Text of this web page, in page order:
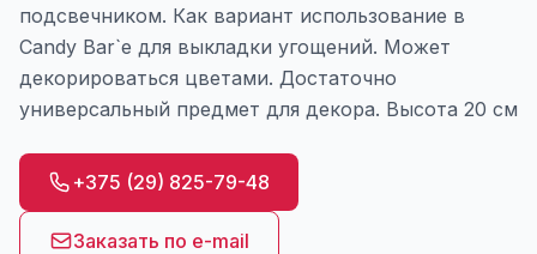
подсвечником. Как вариант использование в
Candy Bar`е для выкладки угощений. Может
декорироваться цветами. Достаточно
универсальный предмет для декора. Высота 20 см
+375 (29) 825-79-48
Заказать по e-mail